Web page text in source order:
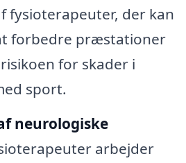
fysioterapeuter, der kan
forbedre præstationer
for skader i
sport.
neurologiske
arbejder